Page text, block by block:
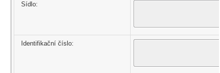
Sídlo:
Identifikační číslo: